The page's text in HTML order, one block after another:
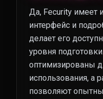
Да, Fecurity имеет
интерфейс и
делает его
уровня
оптимизированы
использования, а
позволяют